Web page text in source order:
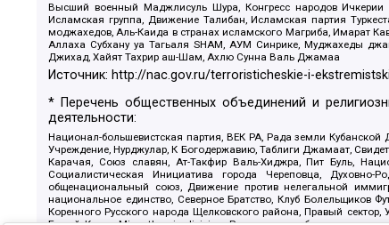
Высший военный Маджлисуль Шура, Конгресс народов Ичкерии
Исламская группа, Движение Талибан, Исламская партия
моджахедов, Аль-Каида в странах исламского Магриба, Имарат
Аллаха Субхану уа Тагьаля SHAM, АУМ Синрике, Муджахеды
Джихад, Хайят Тахрир аш-Шам, Ахлю Сунна Валь Джамаа
Источник: http://nac.gov.ru/terroristicheskie-i-
* Перечень общественных объединений и
деятельности:
Национал-большевистская партия, ВЕК РА, Рада земли
Учреждение, Нурджулар, К Богодержавию, Таблиги Джамаат,
Карачая, Союз славян, Ат-Такфир Валь-Хиджра, Пит Буль,
Социалистическая Инициатива города Череповца, Духовно-
общенациональный союз, Движение против нелегальной
национальное единство, Северное Братство, Клуб Болельщиков
Коренного Русского народа Щелковского района, Правый